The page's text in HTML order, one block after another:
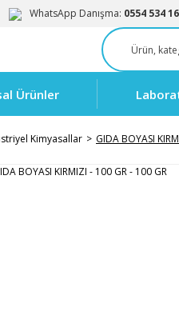
WhatsApp Danışma: 0554 534
Ürünler
Kimyasallar GIDA BOYASI